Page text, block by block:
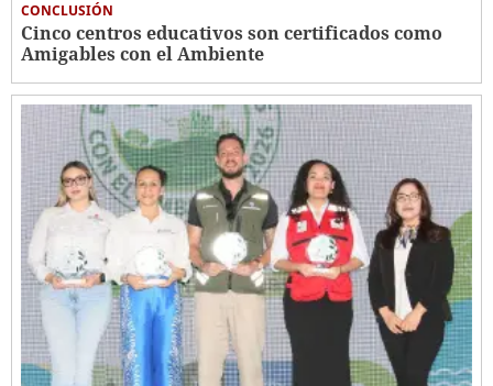
CONCLUSIÓN
Cinco centros educativos son certificados como
Amigables con el Ambiente